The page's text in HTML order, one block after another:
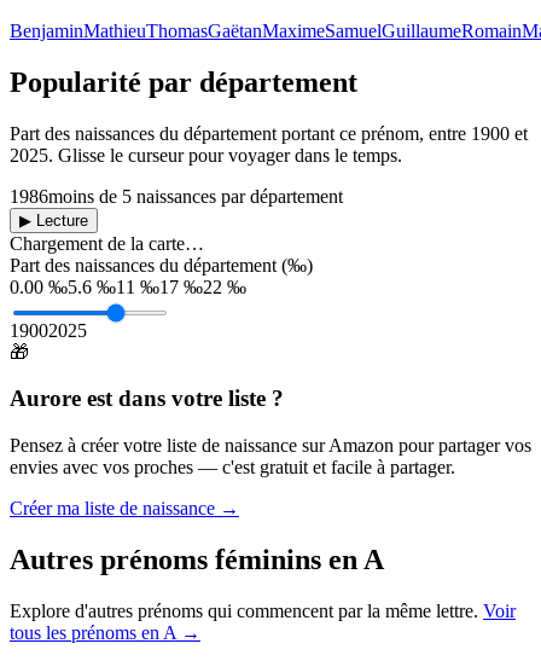
BenjaminMathieuThomasGaëtanMaximeSamuelGuillaumeRomain
Popularité par département
Part des naissances du département portant ce prénom, entre 1900 et
2025. Glisse le curseur pour voyager dans le temps.
1986moins de 5 naissances par département
▶ Lecture
Chargement de la carte…
Part des naissances du département (‰)
0.00 ‰5.6 ‰11 ‰17 ‰22 ‰
19002025
🎁
Aurore est dans votre liste ?
Pensez à créer votre liste de naissance sur Amazon pour partager vos
envies avec vos proches — c'est gratuit et facile à partager.
Créer ma liste de naissance →
Autres prénoms féminins en A
Explore d'autres prénoms qui commencent par la même lettre. Voir
tous les prénoms en A →